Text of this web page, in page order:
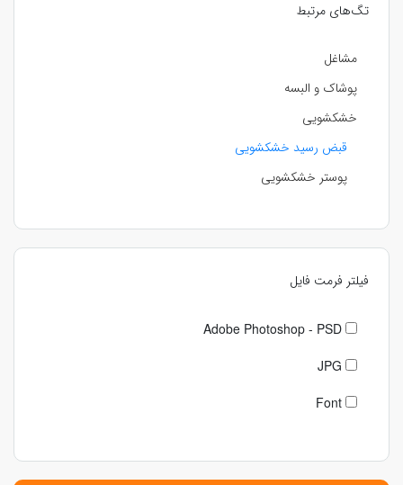
تگ‌های مرتبط
مشاغل
پوشاک و البسه
خشکشویی
قبض رسید خشکشویی
پوستر خشکشویی
فیلتر فرمت فایل
Adobe Photoshop - PSD
JPG
Font